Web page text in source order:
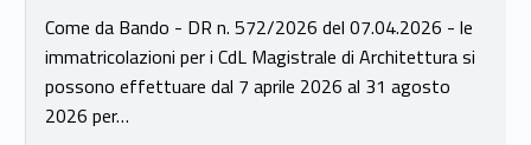
Come da Bando - DR n. 572/2026 del 07.04.2026 - le
immatricolazioni per i CdL Magistrale di Architettura si
possono effettuare dal 7 aprile 2026 al 31 agosto
2026 per…